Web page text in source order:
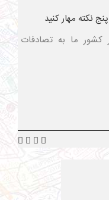
نکته مهار کنید
کشور ما به تصادفات